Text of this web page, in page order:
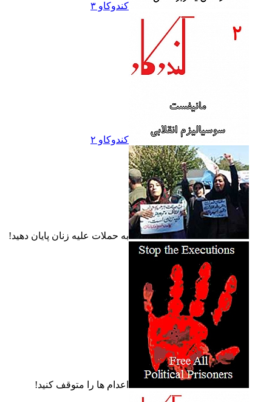
کندوکاو ۳
کندوکاو ۲
به حملات عليه زنان پايان دهيد!
اعدام ها را متوقف کنيد!